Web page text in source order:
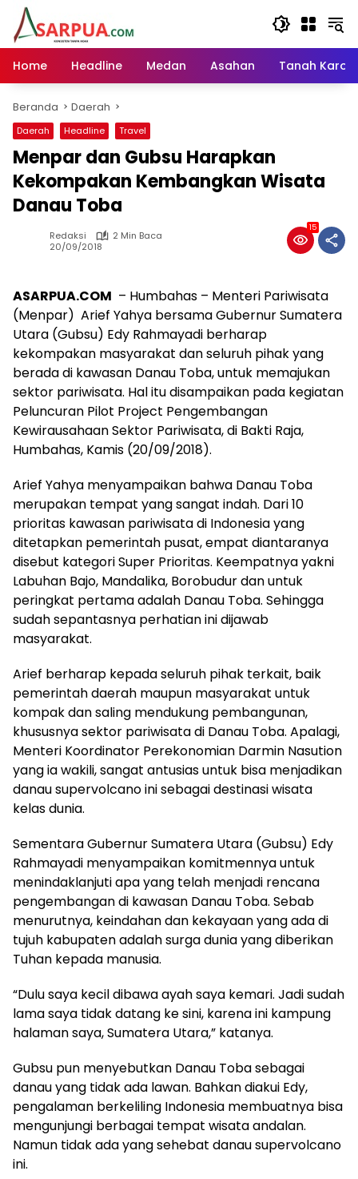
Langsung
konten
Home
Headline Medan Asahan Tanah Karo
Beranda Daerah
Daerah Headline Travel
Menpar dan Gubsu Harapkan
Kekompakan Kembangkan Wisata
Danau Toba
Redaksi
2 Min Baca
20/09/2018
15
ASARPUA.COM – Humbahas – Menteri Pariwisata
(Menpar) Arief Yahya bersama Gubernur Sumatera
Utara (Gubsu) Edy Rahmayadi berharap
kekompakan masyarakat dan seluruh pihak yang
berada di kawasan Danau Toba, untuk memajukan
sektor pariwisata. Hal itu disampaikan pada kegiatan
Peluncuran Pilot Project Pengembangan
Kewirausahaan Sektor Pariwisata, di Bakti Raja,
Humbahas, Kamis (20/09/2018).
Arief Yahya menyampaikan bahwa Danau Toba
merupakan tempat yang sangat indah. Dari 10
prioritas kawasan pariwisata di Indonesia yang
ditetapkan pemerintah pusat, empat diantaranya
disebut kategori Super Prioritas. Keempatnya yakni
Labuhan Bajo, Mandalika, Borobudur dan untuk
peringkat pertama adalah Danau Toba. Sehingga
sudah sepantasnya perhatian ini dijawab
masyarakat.
Arief berharap kepada seluruh pihak terkait, baik
pemerintah daerah maupun masyarakat untuk
kompak dan saling mendukung pembangunan,
khususnya sektor pariwisata di Danau Toba. Apalagi,
Menteri Koordinator Perekonomian Darmin Nasution
yang ia wakili, sangat antusias untuk bisa menjadikan
danau supervolcano ini sebagai destinasi wisata
kelas dunia.
Sementara Gubernur Sumatera Utara (Gubsu) Edy
Rahmayadi menyampaikan komitmennya untuk
menindaklanjuti apa yang telah menjadi rencana
pengembangan di kawasan Danau Toba. Sebab
menurutnya, keindahan dan kekayaan yang ada di
tujuh kabupaten adalah surga dunia yang diberikan
Tuhan kepada manusia.
“Dulu saya kecil dibawa ayah saya kemari. Jadi sudah
lama saya tidak datang ke sini, karena ini kampung
halaman saya, Sumatera Utara,” katanya.
Gubsu pun menyebutkan Danau Toba sebagai
danau yang tidak ada lawan. Bahkan diakui Edy,
pengalaman berkeliling Indonesia membuatnya bisa
mengunjungi berbagai tempat wisata andalan.
Namun tidak ada yang sehebat danau supervolcano
ini.